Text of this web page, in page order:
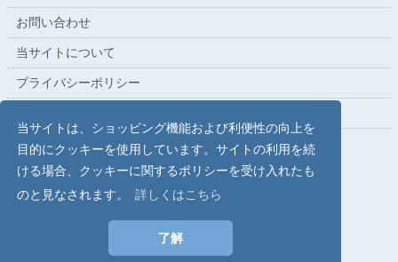
当サイトは、ショッピング機能および利便性の向上を
目的にクッキーを使用しています。サイトの利用を続
ける場合、クッキーに関するポリシーを受け入れたも
のと見なされます。
詳しくはこちら
了解
お問い合わせ
当サイトについて
プライバシーポリシー
こだわり文具の専門店【文具スタイル】レイメイストア